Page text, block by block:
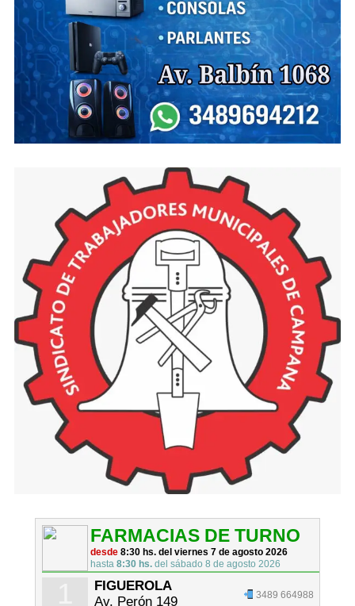
FARMACIAS DE TURNO
desde8:30 hs. del viernes 7 de agosto 2026
hasta8:30 hs. del sábado 8 de agosto 2026
FIGUEROLA
Av. Perón 149
3489 664988